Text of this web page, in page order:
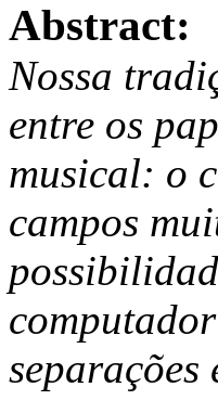
Abstract:
Nossa
entre os
musical: o
campos